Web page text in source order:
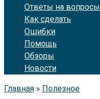
Ответы на вопросы
Как сделать
Ошибки
Помощь
Обзоры
Новости
Главная » Полезное